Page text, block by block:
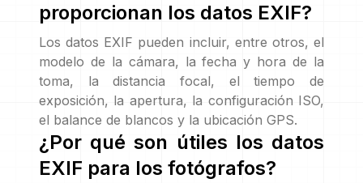
proporcionan los datos EXIF?
Los datos EXIF pueden incluir, entre otros, el
modelo de la cámara, la fecha y hora de la
toma, la distancia focal, el tiempo de
exposición, la apertura, la configuración ISO,
el balance de blancos y la ubicación GPS.
¿Por qué son útiles los datos
EXIF para los fotógrafos?